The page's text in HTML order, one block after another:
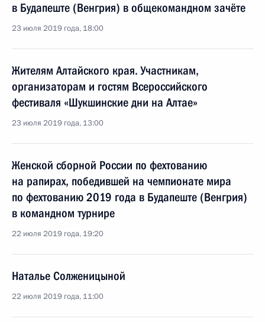
в Будапеште (Венгрия) в общекомандном зачёте
23 июля 2019 года, 18:00
Жителям Алтайского края. Участникам,
организаторам и гостям Всероссийского
фестиваля «Шукшинские дни на Алтае»
23 июля 2019 года, 13:00
Женской сборной России по фехтованию
на рапирах, победившей на чемпионате мира
по фехтованию 2019 года в Будапеште (Венгрия)
в командном турнире
22 июля 2019 года, 19:20
Наталье Солженицыной
22 июля 2019 года, 11:00